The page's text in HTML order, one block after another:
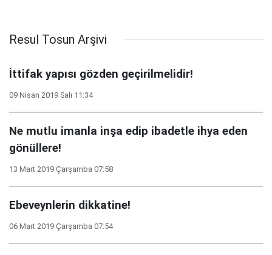
Resul Tosun Arşivi
İttifak yapısı gözden geçirilmelidir!
09 Nisan 2019 Salı 11:34
Ne mutlu imanla inşa edip ibadetle ihya eden
gönüllere!
13 Mart 2019 Çarşamba 07:58
Ebeveynlerin dikkatine!
06 Mart 2019 Çarşamba 07:54